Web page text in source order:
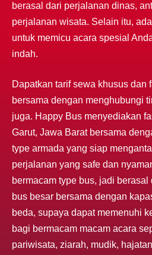
berasal dari perjalanan dinas,
perjalanan wisata. Selain itu,
untuk memicu acara spesial
indah.
Dapatkan tarif sewa khusus dan
bersama dengan menghubungi
juga. Happy Bus menyediakan
Garut, Jawa Barat bersama
type armada yang siap
perjalanan yang safe dan
bermacam type bus, jadi
bus besar bersama dengan
beda, supaya dapat memenuhi
bagi bermacam macam acara
pariwisata, ziarah, mudik,